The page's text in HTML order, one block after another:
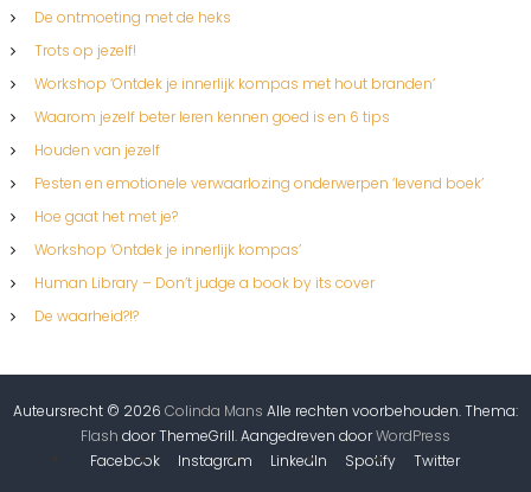
De ontmoeting met de heks
Trots op jezelf!
Workshop ‘Ontdek je innerlijk kompas met hout branden’
Waarom jezelf beter leren kennen goed is en 6 tips
Houden van jezelf
Pesten en emotionele verwaarlozing onderwerpen ‘levend boek’
Hoe gaat het met je?
Workshop ‘Ontdek je innerlijk kompas’
Human Library – Don’t judge a book by its cover
De waarheid?!?
Auteursrecht © 2026 Colinda Mans Alle rechten voorbehouden. Thema:
Flash door ThemeGrill. Aangedreven doorWordPress
Facebook
Instagram LinkedIn Spotify Twitter